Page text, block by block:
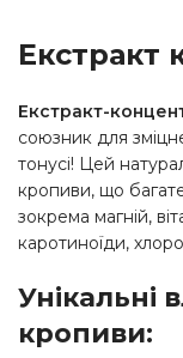
Екстракт
Екстракт-
союзник для
тонусі! Цей
кропиви, що
зокрема магній,
каротиноїди,
Унікальні
кропиви: